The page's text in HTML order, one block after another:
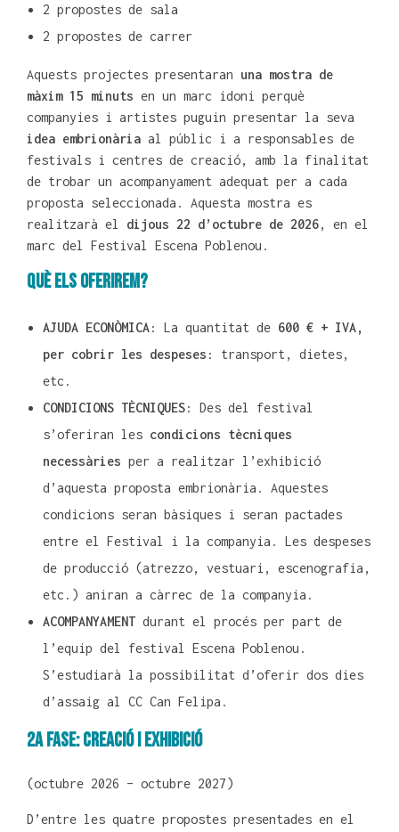
2 propostes de sala
2 propostes de carrer
Aquests projectes presentaran una mostra de
màxim 15 minuts en un marc idoni perquè
companyies i artistes puguin presentar la seva
idea embrionària al públic i a responsables de
festivals i centres de creació, amb la finalitat
de trobar un acompanyament adequat per a cada
proposta seleccionada. Aquesta mostra es
realitzarà el dijous 22 d’octubre de 2026, en el
marc del Festival Escena Poblenou.
Què els oferirem?
AJUDA ECONÒMICA: La quantitat de 600 € + IVA,
per cobrir les despeses : transport, dietes,
etc.
CONDICIONS TÈCNIQUES: Des del festival
s’oferiran les condicions tècniques
necessàries per a realitzar l’exhibició
d’aquesta proposta embrionària. Aquestes
condicions seran bàsiques i seran pactades
entre el Festival i la companyia. Les despeses
de producció (atrezzo, vestuari, escenografia,
etc.) aniran a càrrec de la companyia.
ACOMPANYAMENTdurant el procés per part de
l’equip del festival Escena Poblenou.
S’estudiarà la possibilitat d’oferir dos dies
d’assaig al CC Can Felipa.
2A FASE: CREACIÓ I EXHIBICIÓ
(octubre 2026 – octubre 2027)
D’entre les quatre propostes presentades en el